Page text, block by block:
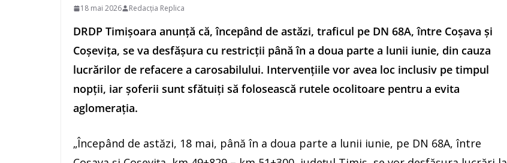
18 mai 2026 Redacția Replica
DRDP Timișoara anunță că, începând de astăzi, traficul pe DN 68A, între Coșava și
Coșevița, se va desfășura cu restricții până în a doua parte a lunii iunie, din cauza
lucrărilor de refacere a carosabilului. Intervențiile vor avea loc inclusiv pe timpul
nopții, iar șoferii sunt sfătuiți să folosească rutele ocolitoare pentru a evita
aglomerația.
„Începând de astăzi, 18 mai, până în a doua parte a lunii iunie, pe DN 68A, între